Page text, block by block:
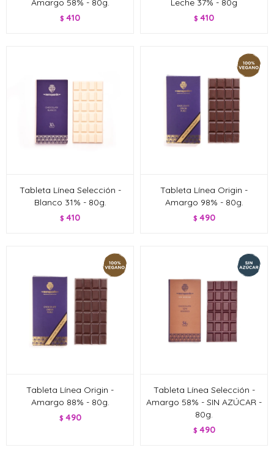
Amargo 58% - 80g.
$ 410
Leche 37% - 80g
$ 410
Tableta Línea Selección -
Blanco 31% - 80g.
$ 410
Tableta Línea Origin -
Amargo 98% - 80g.
$ 490
Tableta Línea Origin -
Amargo 88% - 80g.
$ 490
Tableta Línea Selección -
Amargo 58% - SIN AZÚCAR -
80g.
$ 490